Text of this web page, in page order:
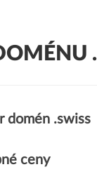
domén .swiss
ceny